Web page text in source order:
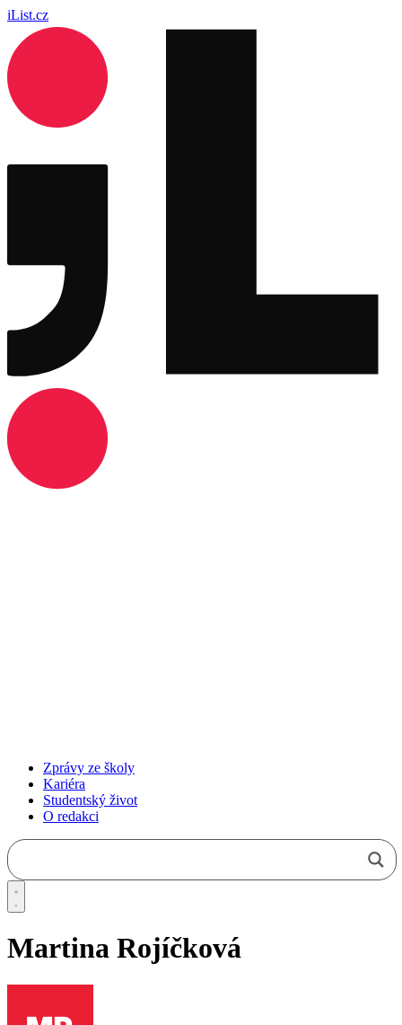
iList.cz
Zprávy ze školy
Kariéra
Studentský život
O redakci
Martina Rojíčková